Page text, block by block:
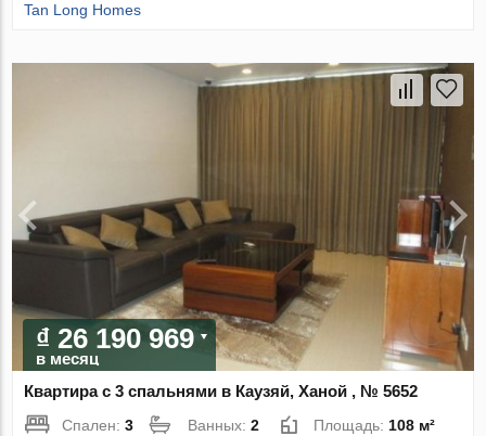
Tan Long Homes
₫ 26 190 969
в месяц
Квартира с 3 спальнями в Каузяй, Ханой , № 5652
Спален:3 Ванных:2 Площадь: 108 м²